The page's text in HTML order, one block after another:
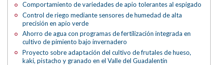
Comportamiento de variedades de apio tolerantes al espigado
Control de riego mediante sensores de humedad de alta
precisión en apio verde
Ahorro de agua con programas de fertilización integrada en
cultivo de pimiento bajo invernadero
Proyecto sobre adaptación del cultivo de frutales de hueso,
kaki, pistacho y granado en el Valle del Guadalentín